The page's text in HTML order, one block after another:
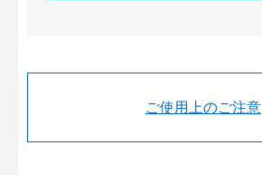
ご使用上のご注意